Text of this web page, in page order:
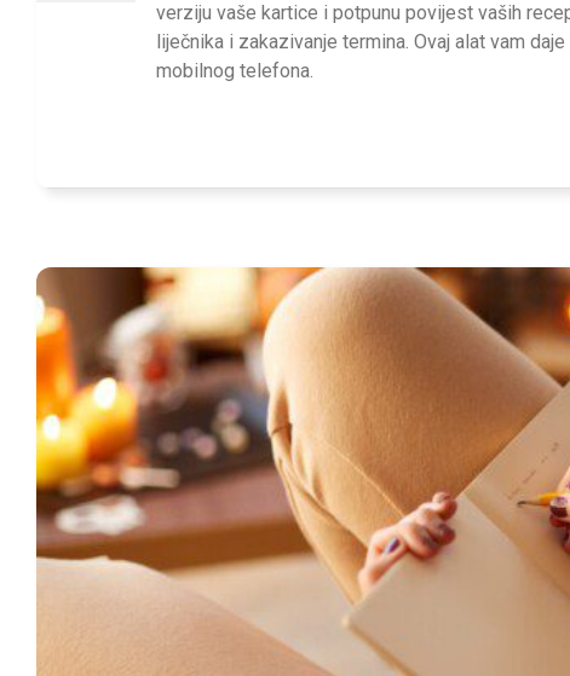
verziju vaše kartice i potpunu povijest vaših
liječnika i zakazivanje termina. Ovaj alat vam
mobilnog telefona.